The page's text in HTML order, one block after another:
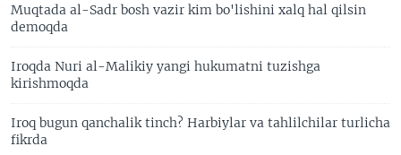
Muqtada al-Sadr bosh vazir kim bo'lishini xalq hal qilsin
demoqda
Iroqda Nuri al-Malikiy yangi hukumatni tuzishga
kirishmoqda
Iroq bugun qanchalik tinch? Harbiylar va tahlilchilar turlicha
fikrda